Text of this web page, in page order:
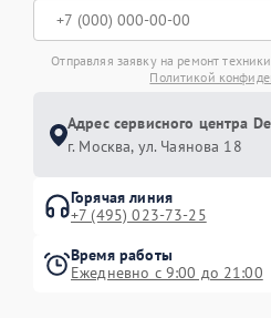
Отправляя заявку на ремонт
Политикой
Адрес сервисного центра
г. Москва, ул. Чаянова 18
Горячая линия
+7 (495) 023-73-25
Время работы
Ежедневно с 9:00 до 21:00